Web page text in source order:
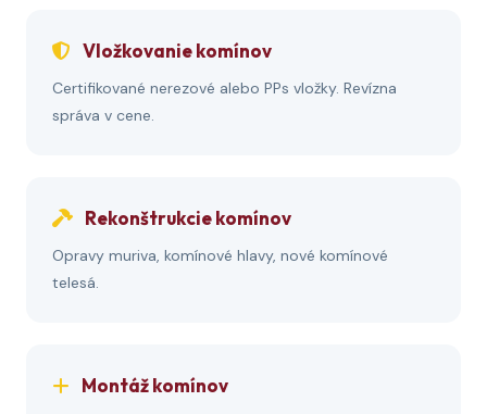
Vložkovanie komínov
Certifikované nerezové alebo PPs vložky. Revízna
správa v cene.
Rekonštrukcie komínov
Opravy muriva, komínové hlavy, nové komínové
telesá.
Montáž komínov